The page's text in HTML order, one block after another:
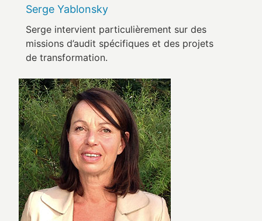
Serge Yablonsky
Serge intervient particulièrement sur des
missions d’audit spécifiques et des projets
de transformation.